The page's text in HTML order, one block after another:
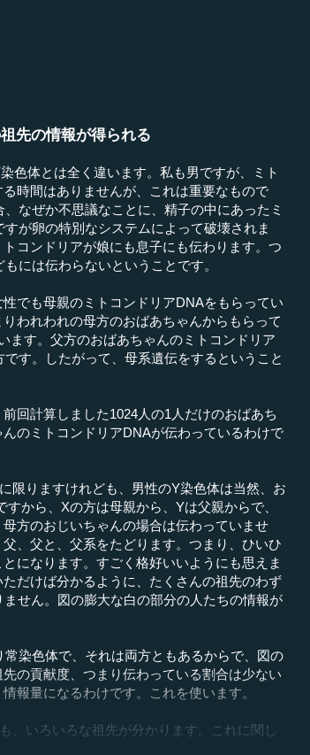
先の情報が得られる
色体とは全く違います。私も男ですが、ミト
時間はありませんが、これは重要なもので
なぜか不思議なことに、精子の中にあったミ
が卵の特別なシステムによって破壊されま
コンドリアが娘にも息子にも伝わります。つ
には伝わらないということです。
でも母親のミトコンドリアDNAをもらってい
われわれの母方のおばあちゃんからもらって
ます。父方のおばあちゃんのミトコンドリア
す。したがって、母系遺伝をするということ
回計算しました1024人の1人だけのおばあち
のミトコンドリアDNAが伝わっているわけで
限りますけれども、男性のY染色体は当然、お
から、Xの方は母親から、Yは父親からで、
方のおじいちゃんの場合は伝わっていませ
、父と、父系をたどります。つまり、ひいひ
になります。すごく格好いいようにも思えま
だけば分かるように、たくさんの祖先のわず
せん。図の膨大な白の部分の人たちの情報が
染色体で、それは両方ともあるからで、図の
の貢献度、つまり伝わっている割合は少ない
報量になるわけです。これを使います。
いろいろな祖先が分かります。これに関し